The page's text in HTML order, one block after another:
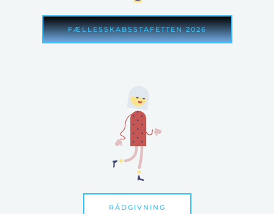
FÆLLESSKABSSTAFETTEN 2026
RÅDGIVNING